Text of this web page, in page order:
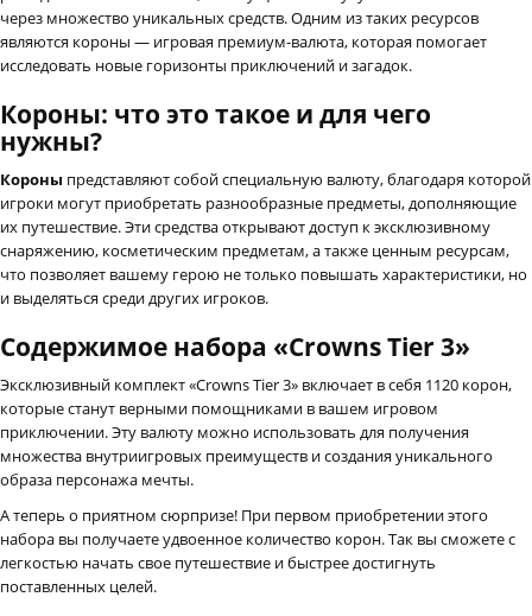
через множество уникальных средств. Одним из таких ресурсов
являются короны — игровая премиум-валюта, которая помогает
исследовать новые горизонты приключений и загадок.
Короны: что это такое и для чего
нужны?
Короны представляют собой специальную валюту, благодаря которой
игроки могут приобретать разнообразные предметы, дополняющие
их путешествие. Эти средства открывают доступ к эксклюзивному
снаряжению, косметическим предметам, а также ценным ресурсам,
что позволяет вашему герою не только повышать характеристики, но
и выделяться среди других игроков.
Содержимое набора «Crowns Tier 3»
Эксклюзивный комплект «Crowns Tier 3» включает в себя 1120 корон,
которые станут верными помощниками в вашем игровом
приключении. Эту валюту можно использовать для получения
множества внутриигровых преимуществ и создания уникального
образа персонажа мечты.
А теперь о приятном сюрпризе! При первом приобретении этого
набора вы получаете удвоенное количество корон. Так вы сможете с
легкостью начать свое путешествие и быстрее достигнуть
поставленных целей.